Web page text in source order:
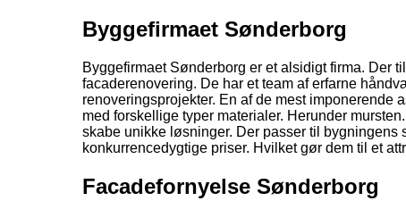
Byggefirmaet Sønderborg
Byggefirmaet Sønderborg er et alsidigt firma. Der
facaderenovering. De har et team af erfarne
renoveringsprojekter. En af de mest imponerende
med forskellige typer materialer. Herunder
skabe unikke løsninger. Der passer til bygningens
konkurrencedygtige priser. Hvilket gør dem til et
Facadefornyelse Sønderborg